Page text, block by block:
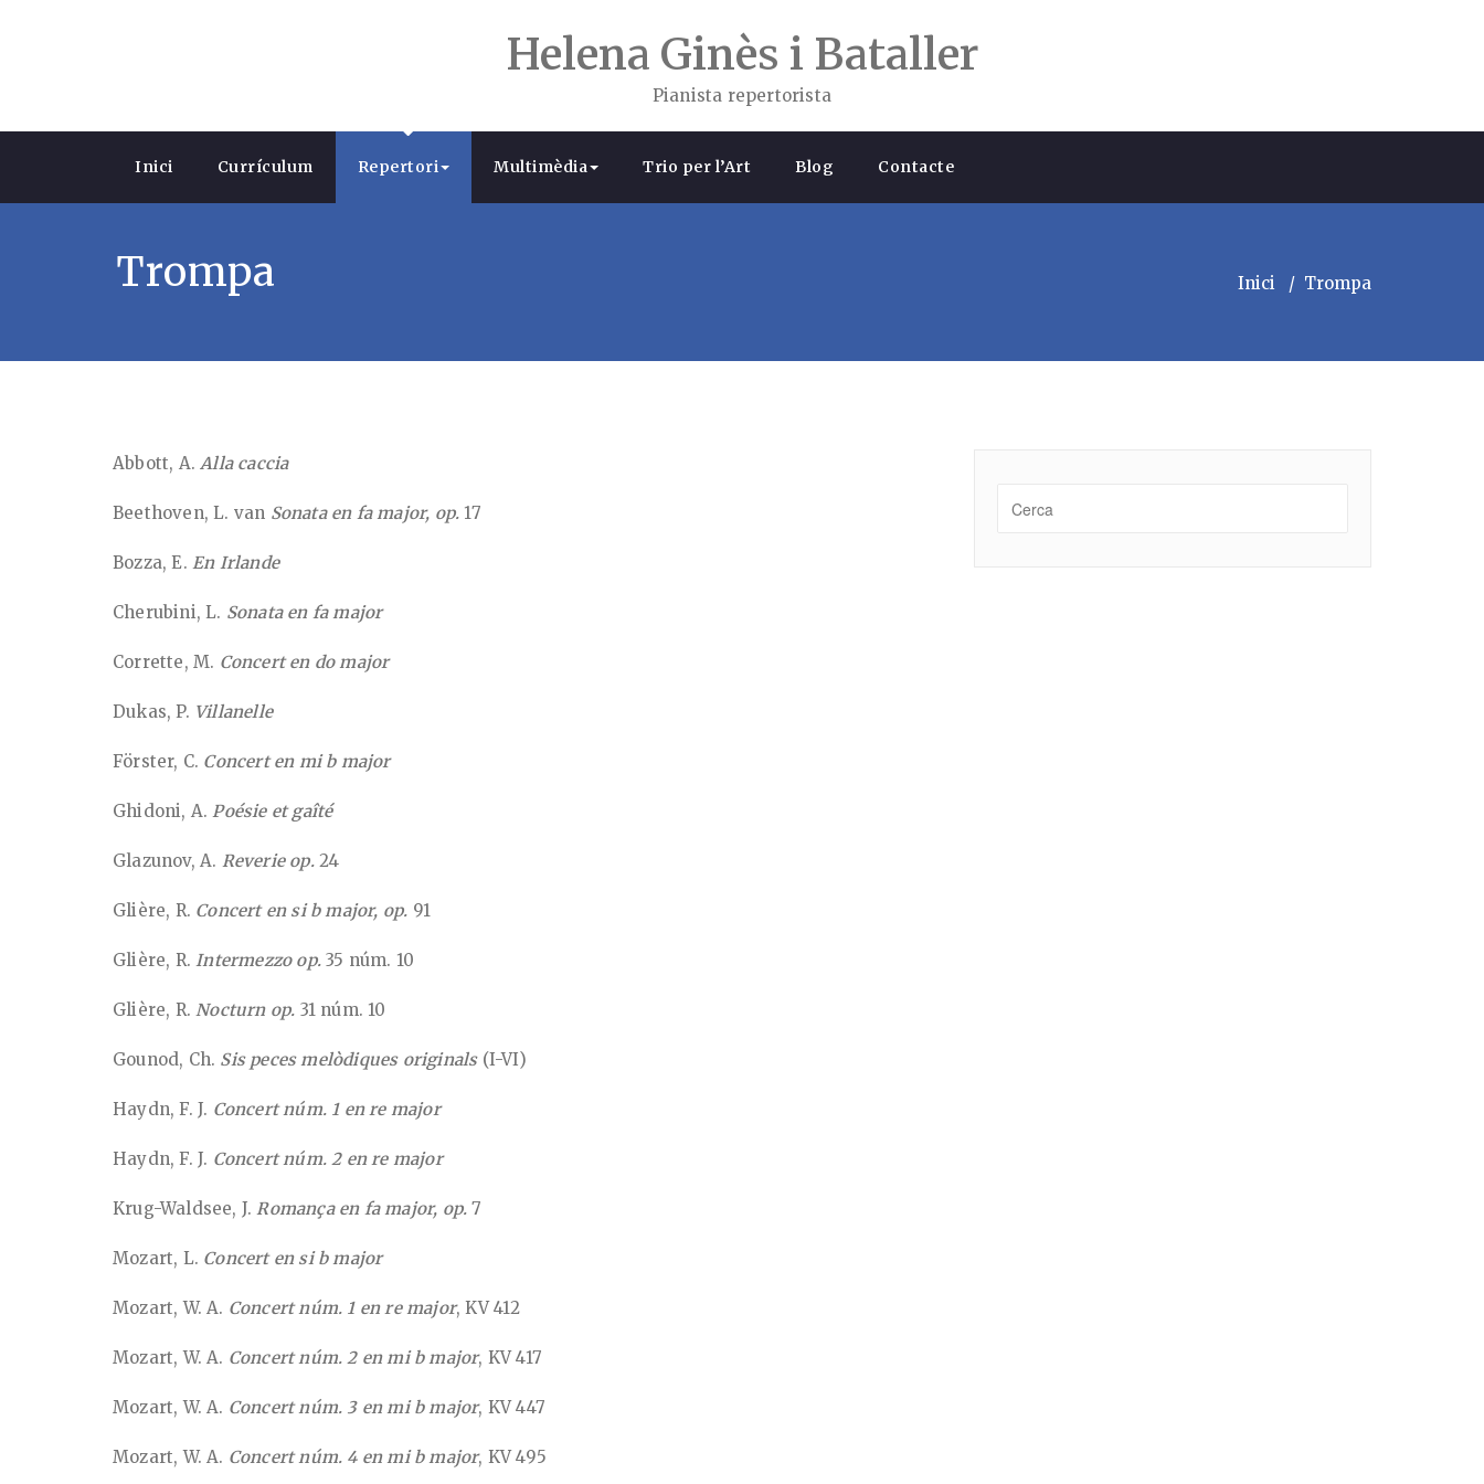
Helena Ginès i Bataller
Pianista repertorista
Inici Currículum Repertori Multimèdia Trio per l’Art Blog Contacte
Trompa Inici / Trompa
Abbott, A.Alla caccia
Beethoven, L. van Sonata en fa major, op. 17
Bozza, E. En Irlande
Cherubini, L. Sonata en fa major
Corrette, M. Concert en do major
Dukas, P. Villanelle
Förster, C. Concert en mi b major
Ghidoni, A.Poésie et gaîté
Glazunov, A. Reverie op.24
Glière, R. Concert en si b major, op. 91
Glière, R.Intermezzo op. 35 núm. 10
Glière, R.Nocturn op. 31 núm. 10
Gounod, Ch. Sis peces melòdiques originals(I-VI)
Haydn, F. J. Concert núm. 1 en re major
Haydn, F. J. Concert núm. 2 en re major
Krug-Waldsee, J.Romança en fa major, op. 7
Mozart, L. Concert en si b major
Mozart, W. A. Concert núm. 1 en re major, KV 412
Mozart, W. A. Concert núm. 2 en mi b major, KV 417
Mozart, W. A. Concert núm. 3 en mi b major, KV 447
Mozart, W. A. Concert núm. 4 en mi b major, KV 495